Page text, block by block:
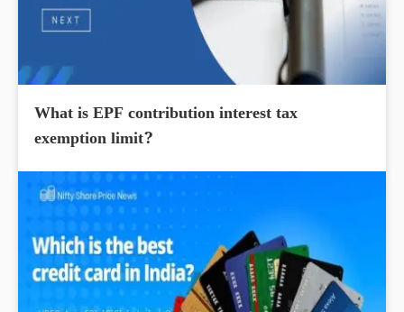
What is EPF contribution interest tax
exemption limit?